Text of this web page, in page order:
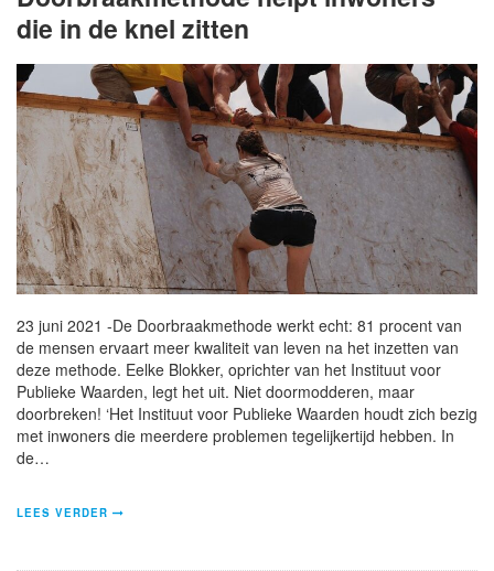
die in de knel zitten
23 juni 2021 -De Doorbraakmethode werkt echt: 81 procent van
de mensen ervaart meer kwaliteit van leven na het inzetten van
deze methode. Eelke Blokker, oprichter van het Instituut voor
Publieke Waarden, legt het uit. Niet doormodderen, maar
doorbreken! ‘Het Instituut voor Publieke Waarden houdt zich bezig
met inwoners die meerdere problemen tegelijkertijd hebben. In
de…
LEES VERDER